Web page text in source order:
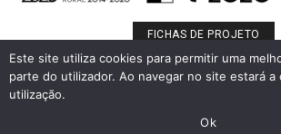
FICHAS DE PROJETO
Este site utiliza cookies para permitir uma
parte do utilizador. Ao navegar no site estará a
utilização.
Ok